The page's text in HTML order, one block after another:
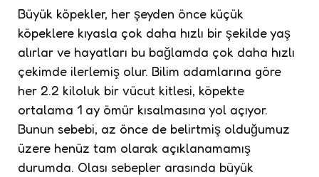
Büyük köpekler, her şeyden önce küçük
köpeklere kıyasla çok daha hızlı bir şekilde yaş
alırlar ve hayatları bu bağlamda çok daha hızlı
çekimde ilerlemiş olur. Bilim adamlarına göre
her 2.2 kiloluk bir vücut kitlesi, köpekte
ortalama 1 ay ömür kısalmasına yol açıyor.
Bunun sebebi, az önce de belirtmiş olduğumuz
üzere henüz tam olarak açıklanamamış
durumda. Olası sebepler arasında büyük